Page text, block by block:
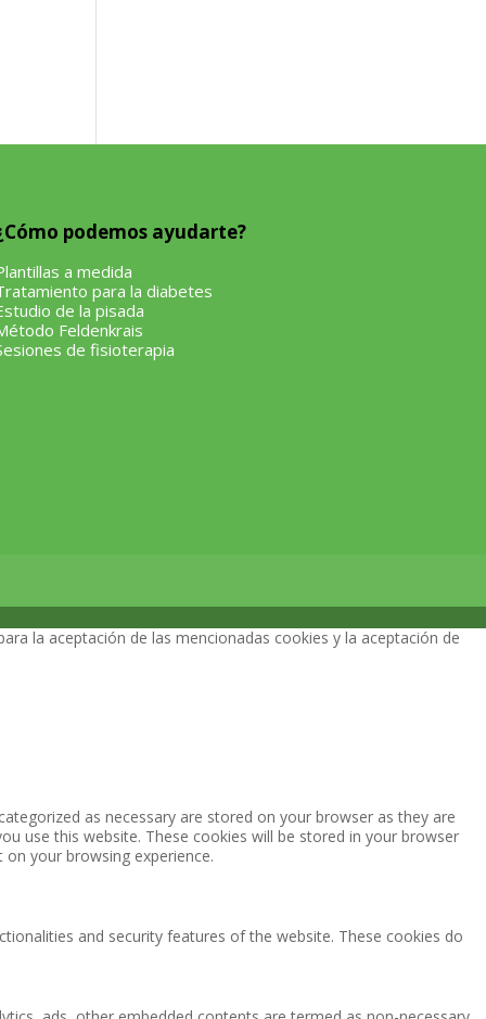
podemos ayudarte?
a medida
para la diabetes
de la pisada
Feldenkrais
de fisioterapia
la aceptación de las mencionadas cookies y la aceptación de
as necessary are stored on your browser as they are
use this website. These cookies will be stored in your browser
your browsing experience.
and security features of the website. These cookies do